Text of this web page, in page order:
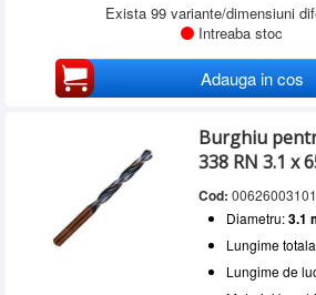
Exista 99 variante/dimensiuni
Intreaba stoc
Adauga in cos
Burghiu
338 RN 3.1 x
Cod:
Diametru:3.1
Lungime
Lungime de